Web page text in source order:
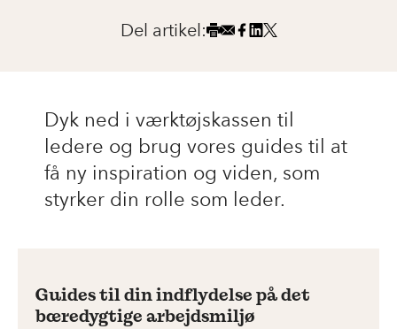
Del artikel:
Dyk ned i værktøjskassen til
ledere og brug vores guides til at
få ny inspiration og viden, som
styrker din rolle som leder.
Guides til din indflydelse på det
bæredygtige arbejdsmiljø